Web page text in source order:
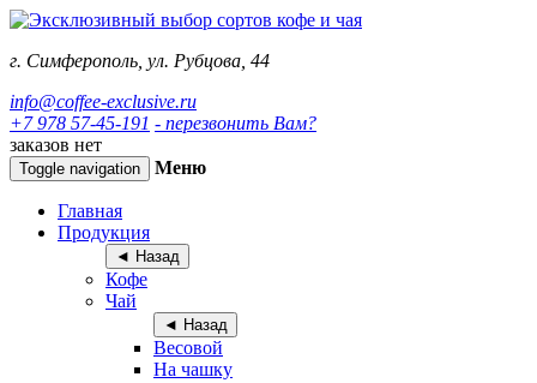
г. Симферополь, ул. Рубцова, 44
info@coffee-exclusive.ru
+7 978 57-45-191 - перезвонить Вам?
заказов нет
Toggle navigation Меню
Главная
Продукция
◄ Назад
Кофе
Чай
◄ Назад
Весовой
На чашку